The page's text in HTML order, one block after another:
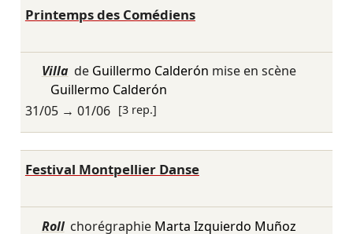
Printemps des Comédiens
Villa de Guillermo Calderón mise en scène
Guillermo Calderón
31/05→ 01/06 [3 rep.]
Festival Montpellier Danse
Roll chorégraphie Marta Izquierdo Muñoz